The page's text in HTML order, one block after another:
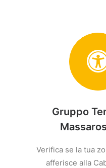
Gruppo
Verifica se la tua
afferisce alla